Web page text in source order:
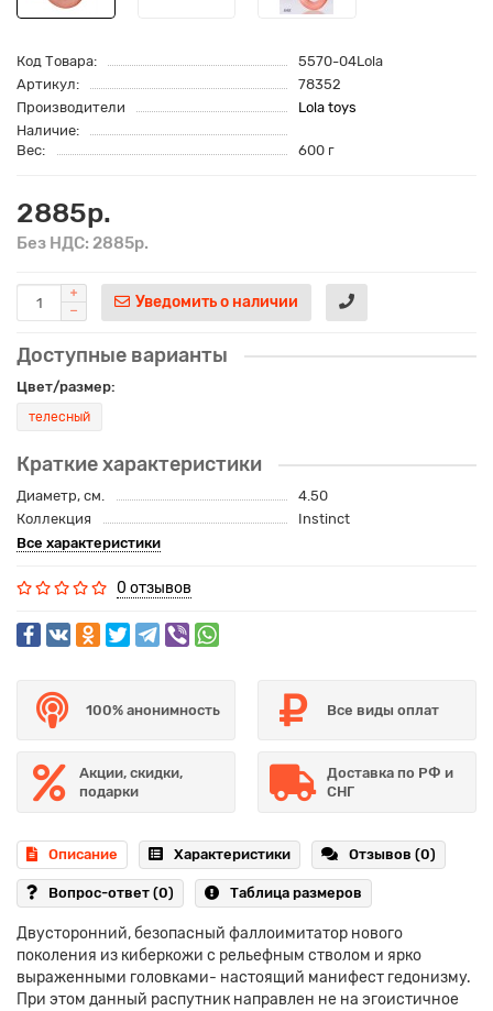
Код Товара:
5570-04Lola
Артикул:
78352
Производители
Lola toys
Наличие:
Вес:
600 г
2885р.
Без НДС: 2885р.
Уведомить о наличии
Доступные варианты
Цвет/размер:
телесный
Краткие характеристики
Диаметр, см.
4.50
Коллекция
Instinct
Все характеристики
0 отзывов
100% анонимность Все виды оплат
Акции, скидки,
подарки
Доставка по РФ и
СНГ
Описание Характеристики Отзывов (0)
Вопрос-ответ (0) Таблица размеров
Двусторонний, безопасный фаллоимитатор нового
поколения из киберкожи с рельефным стволом и ярко
выраженными головками- настоящий манифест гедонизму.
При этом данный распутник направлен не на эгоистичное